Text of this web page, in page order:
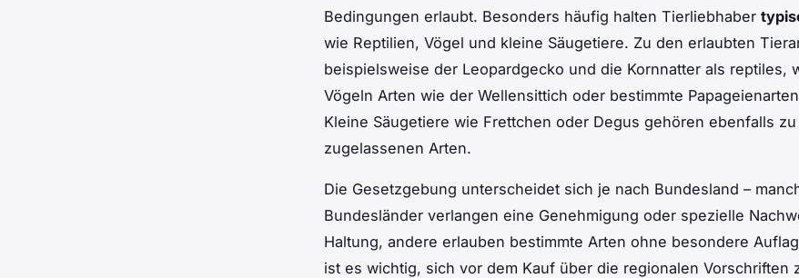
Bedingungen erlaubt. Besonders häufig halten Tierliebhaber
wie Reptilien, Vögel und kleine Säugetiere. Zu den erlaubten
beispielsweise der Leopardgecko und die Kornnatter als reptiles,
Vögeln Arten wie der Wellensittich oder bestimmte
Kleine Säugetiere wie Frettchen oder Degus gehören ebenfalls
zugelassenen Arten.
Die Gesetzgebung unterscheidet sich je nach Bundesland –
Bundesländer verlangen eine Genehmigung oder spezielle
Haltung, andere erlauben bestimmte Arten ohne besondere
ist es wichtig, sich vor dem Kauf über die regionalen Vorschriften